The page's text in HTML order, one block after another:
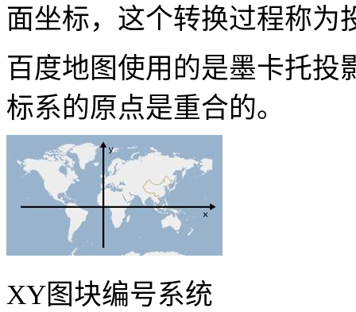
面坐标，这个转换过程称为
百度地图使用的是墨卡托
标系的原点是重合的。
XY图块编号系统